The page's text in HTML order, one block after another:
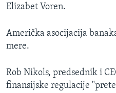
Elizabet Voren.
Američka asocijacija
mere.
Rob Nikols, predsednik i
finansijske regulacije